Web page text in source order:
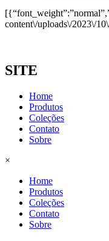
content\/uploads\/2023\/
SITE
Home
Produtos
Coleções
Contato
Sobre
×
Home
Produtos
Coleções
Contato
Sobre